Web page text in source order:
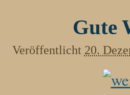
Gute
Veröffentlicht 20.